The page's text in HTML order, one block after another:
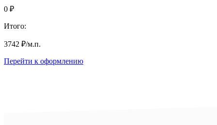
0 ₽
Итого:
3742 ₽/м.п.
Перейти к оформлению